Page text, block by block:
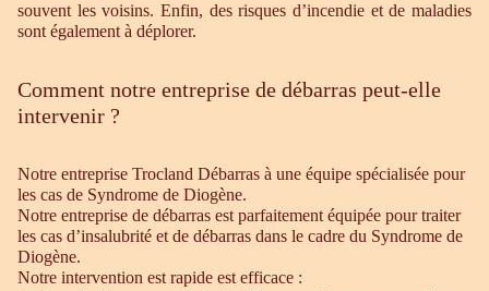
souvent les voisins. Enfin, des risques d’incendie et de maladies
sont également à déplorer.
Comment notre entreprise de débarras peut-elle
intervenir ?
Notre entreprise Trocland Débarras à une équipe spécialisée pour
les cas de Syndrome de Diogène.
Notre entreprise de débarras est parfaitement équipée pour traiter
les cas d’insalubrité et de débarras dans le cadre du Syndrome de
Diogène.
Notre intervention est rapide est efficace :